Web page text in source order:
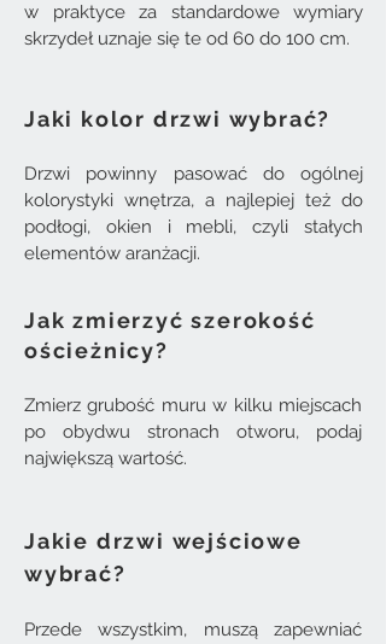
w praktyce za standardowe wymiary
skrzydeł uznaje się te od 60 do 100 cm.
Jaki kolor drzwi wybrać?
Drzwi powinny pasować do ogólnej
kolorystyki wnętrza, a najlepiej też do
podłogi, okien i mebli, czyli stałych
elementów aranżacji.
Jak zmierzyć szerokość
ościeżnicy?
Zmierz grubość muru w kilku miejscach
po obydwu stronach otworu, podaj
największą wartość.
Jakie drzwi wejściowe
wybrać?
Przede wszystkim, muszą zapewniać